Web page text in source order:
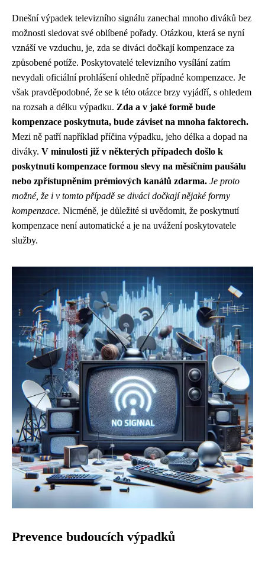
Dnešní výpadek televizního signálu zanechal mnoho diváků bez
možnosti sledovat své oblíbené pořady. Otázkou, která se nyní
vznáší ve vzduchu, je, zda se diváci dočkají kompenzace za
způsobené potíže. Poskytovatelé televizního vysílání zatím
nevydali oficiální prohlášení ohledně případné kompenzace. Je
však pravděpodobné, že se k této otázce brzy vyjádří, s ohledem
na rozsah a délku výpadku. Zda a v jaké formě bude
kompenzace poskytnuta, bude záviset na mnoha faktorech.
Mezi ně patří například příčina výpadku, jeho délka a dopad na
diváky. V minulosti již v některých případech došlo k
poskytnutí kompenzace formou slevy na měsíčním paušálu
nebo zpřístupněním prémiových kanálů zdarma. Je proto
možné, že i v tomto případě se diváci dočkají nějaké formy
kompenzace. Nicméně, je důležité si uvědomit, že poskytnutí
kompenzace není automatické a je na uvážení poskytovatele
služby.
Prevence budoucích výpadků